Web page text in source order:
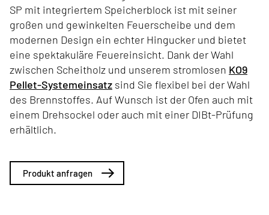
SP mit integriertem Speicherblock ist mit seiner
großen und gewinkelten Feuerscheibe und dem
modernen Design ein echter Hingucker und bietet
eine spektakuläre Feuereinsicht. Dank der Wahl
zwischen Scheitholz und unserem stromlosen KO9
Pellet-Systemeinsatz sind Sie flexibel bei der Wahl
des Brennstoffes. Auf Wunsch ist der Ofen auch mit
einem Drehsockel oder auch mit einer DIBt-Prüfung
erhältlich.
Produkt anfragen